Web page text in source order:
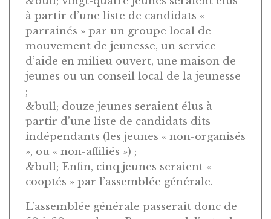
à partir d’une liste de candidats «
parrainés » par un groupe local de
mouvement de jeunesse, un service
d’aide en milieu ouvert, une maison de
jeunes ou un conseil local de la jeunesse
;
&bull; douze jeunes seraient élus à
partir d’une liste de candidats dits
indépendants (les jeunes « non-organisés
», ou « non-affiliés ») ;
&bull; Enfin, cinq jeunes seraient «
cooptés » par l’assemblée générale.
L’assemblée générale passerait donc de